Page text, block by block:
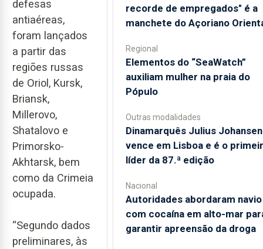
defesas
antiaéreas,
foram lançados
a partir das
regiões russas
de Oriol, Kursk,
Briansk,
Millerovo,
Shatalovo e
Primorsko-
Akhtarsk, bem
como da Crimeia
ocupada.
“Segundo dados
preliminares, às
recorde de empregados" é a
manchete do Açoriano
Regional
​Elementos do “SeaWatch”
auxiliam mulher na praia do
Pópulo
Outras modalidades
Dinamarquês Julius Johansen
vence em Lisboa e é o
líder da 87.ª edição
Nacional
Autoridades abordaram navio
com cocaína em alto-mar
garantir apreensão da droga